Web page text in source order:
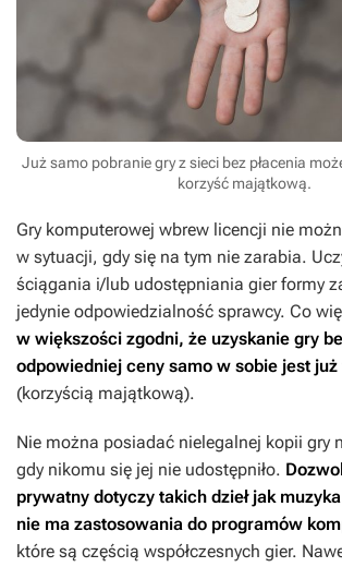
Już samo pobranie gry z sieci bez płacenia
korzyść majątkową.
Gry komputerowej wbrew licencji nie
w sytuacji, gdy się na tym nie zarabia.
ściągania i/lub udostępniania gier formy
jedynie odpowiedzialność sprawcy. Co
w większości zgodni, że uzyskanie gry
odpowiedniej ceny samo w sobie jest
(korzyścią majątkową).
Nie można posiadać nielegalnej kopii gry
gdy nikomu się jej nie udostępniło.
prywatny dotyczy takich dzieł jak
nie ma zastosowania do programów
które są częścią współczesnych gier.